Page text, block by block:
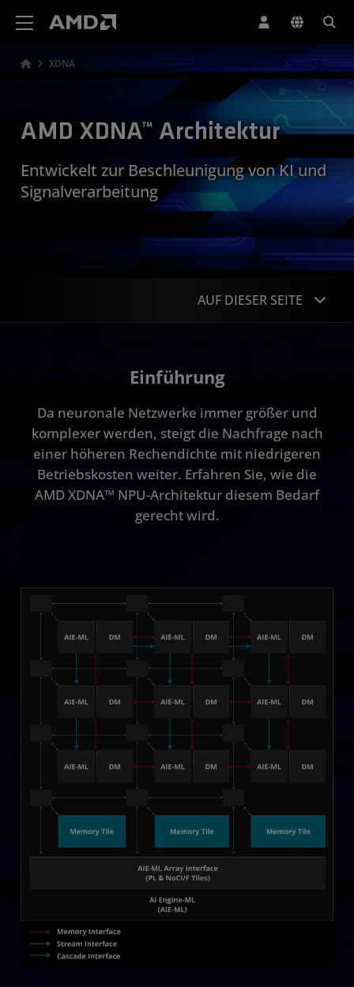
XDNA
AMD XDNA™ Architektur
Entwickelt zur Beschleunigung von KI und
Signalverarbeitung
AUF DIESER SEITE
Vorteile
Produkte
Einführung
Da neuronale Netzwerke immer größer und
komplexer werden, steigt die Nachfrage nach
einer höheren Rechendichte mit niedrigeren
Betriebskosten weiter. Erfahren Sie, wie die
AMD XDNA™ NPU-Architektur diesem Bedarf
gerecht wird.